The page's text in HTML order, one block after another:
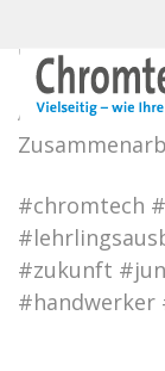
… wir sind
unserer
Ebenfalls
#chromtech
#zukunft
#handwerker